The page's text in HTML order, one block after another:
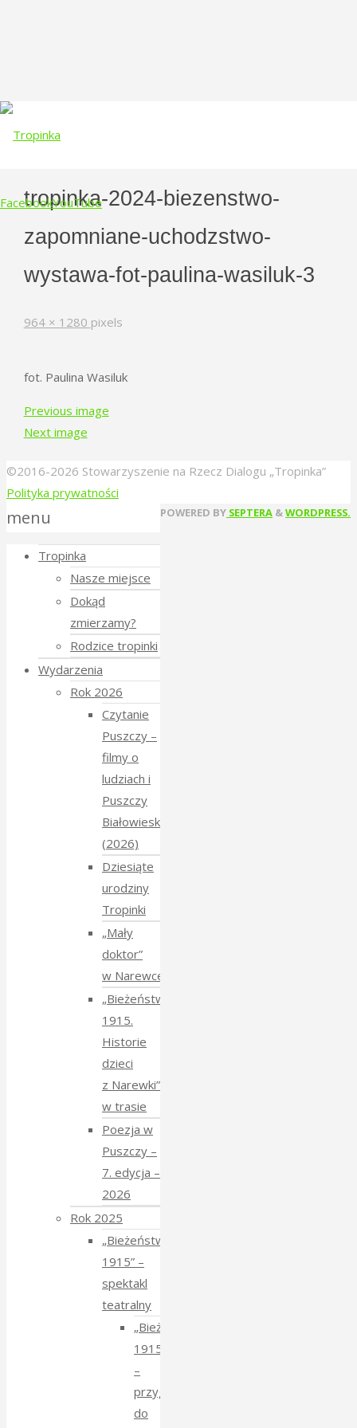
FacebookYouTube
content
tropinka-2024-biezenstwo-
zapomniane-uchodzstwo-
wystawa-fot-paulina-wasiluk-3
Full
964 × 1280 pixels
fot. Paulina Wasiluk
Previous image
Next image
©2016-2026 Stowarzyszenie na Rzecz Dialogu „Tropinka”
Polityka prywatności
POWERED BY SEPTERA &WORDPRESS.
Back
Top
menu
Tropinka
Nasze miejsce
Dokąd
zmierzamy?
Rodzice tropinki
Wydarzenia
Rok 2026
Czytanie
Puszczy –
filmy o
ludziach i
Puszczy
Białowieskiej
(2026)
Dziesiąte
urodziny
Tropinki
„Mały
doktor”
w Narewce
„Bieżeństwo
1915.
Historie
dzieci
z Narewki”
w trasie
Poezja w
Puszczy –
7. edycja –
2026
Rok 2025
„Bieżeństwo
1915” –
spektakl
teatralny
„Bieżeństwo
1915”
–
przygotowania
do